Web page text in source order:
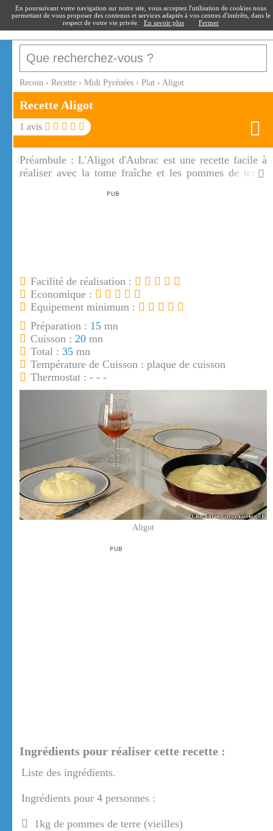
recoin.fr
Recoin › Recette › Midi Pyrénées › Plat › Aligot
Recette Aligot
1 avis
Préambule :L'Aligot d'Aubrac est une recette facile à
réaliser avec la tome fraîche et les pommes de terre.
Facilité de réalisation :
Economique :
Equipement minimum :
Préparation : 15 mn
Cuisson : 20 mn
Total : 35 mn
Température de Cuisson : plaque de cuisson
Thermostat : - - -
Aligot
Ingrédients pour réaliser cette recette :
Liste des ingrédients.
Ingrédients pour 4 personnes :
1kg de pommes de terre (vieilles)
En poursuivant votre navigation sur notre site, vous acceptez l'utilisation de cookies nous
permettant de vous proposer des contenus et services adaptés à vos centres d'intérêts, dans le
respect de votre vie privée.
En savoir plus Fermer